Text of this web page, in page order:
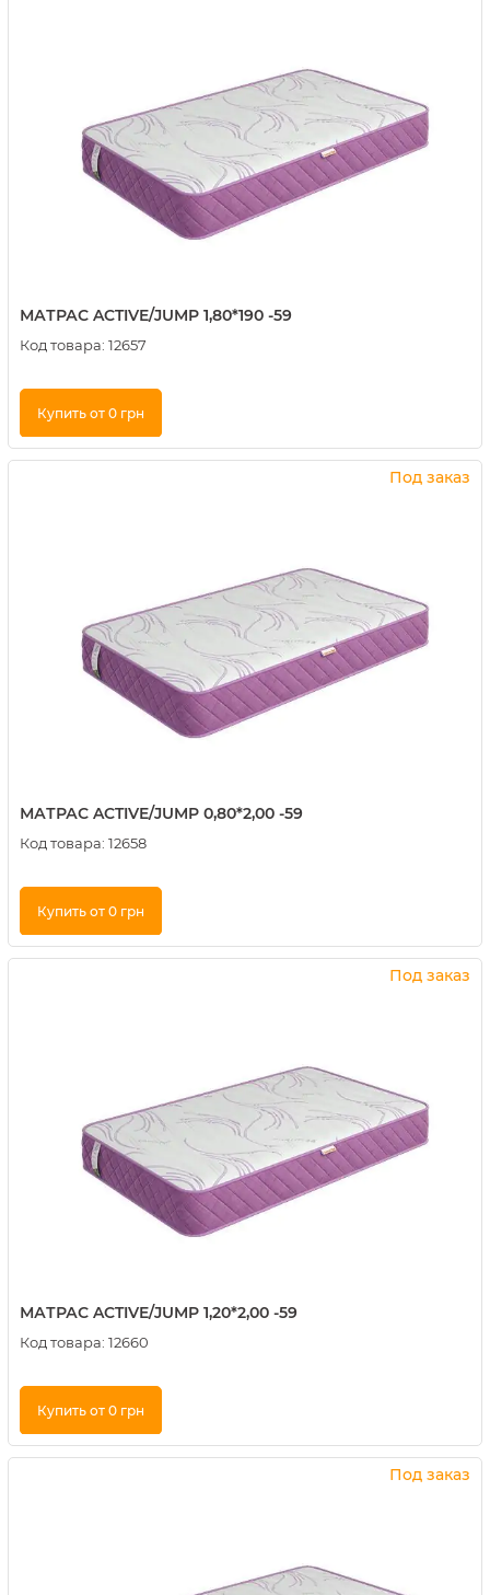
МАТРАС ACTIVE/JUMP 1,80*190 -59
Код товара: 12657
Купить от 0 грн
Купить в 1 клик
Под заказ
МАТРАС ACTIVE/JUMP 0,80*2,00 -59
Код товара: 12658
Купить от 0 грн
Купить в 1 клик
Под заказ
МАТРАС ACTIVE/JUMP 1,20*2,00 -59
Код товара: 12660
Купить от 0 грн
Купить в 1 клик
Под заказ